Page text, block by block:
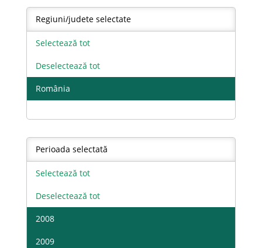
Regiuni/judete selectate
Selectează tot
Deselectează tot
România
Perioada selectată
Selectează tot
Deselectează tot
2008
2009